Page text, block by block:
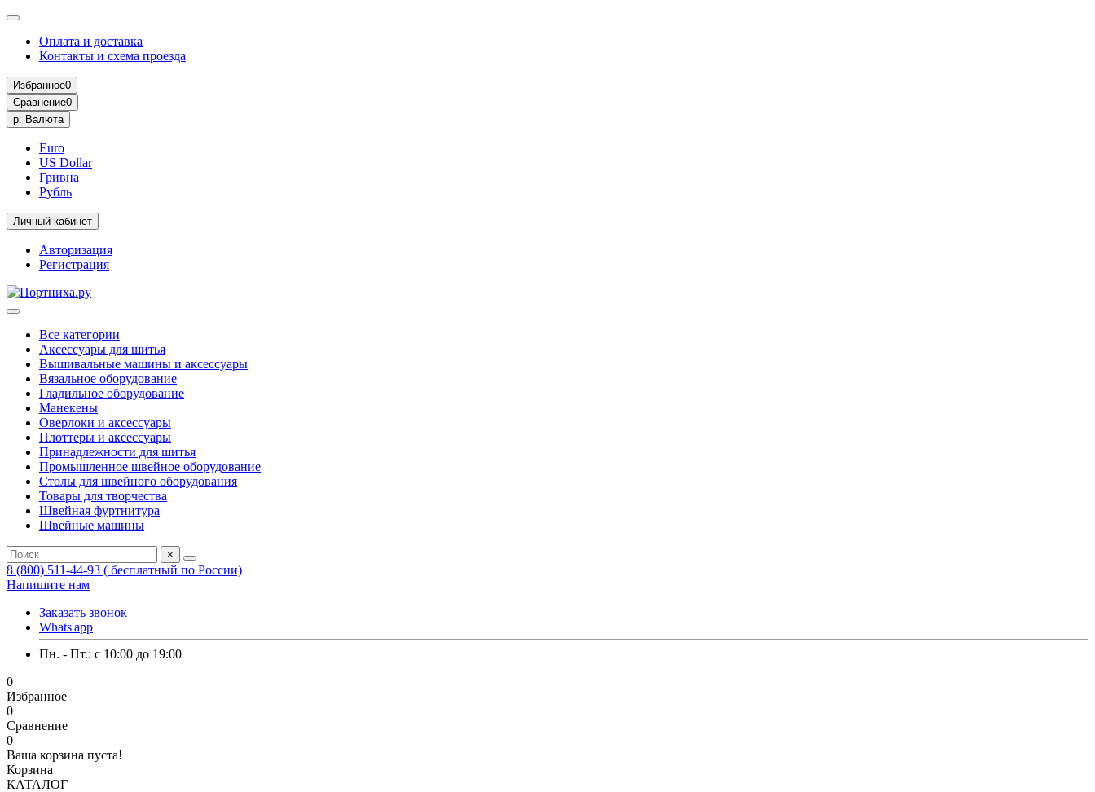
Оплата и доставка
Контакты и схема проезда
Избранное0
Сравнение0
р. Валюта
Euro
US Dollar
Гривна
Рубль
Личный кабинет
Авторизация
Регистрация
Все категории
Аксессуары для шитья
Вышивальные машины и аксессуары
Вязальное оборудование
Гладильное оборудование
Манекены
Оверлоки и аксессуары
Плоттеры и аксессуары
Принадлежности для шитья
Промышленное швейное оборудование
Столы для швейного оборудования
Товары для творчества
Швейная фуртнитура
Швейные машины
×
8 (800) 511-44-93 ( бесплатный по России)
Напишите нам
Заказать звонок
Whats'app
Пн. - Пт.: c 10:00 до 19:00
0
Избранное
0
Сравнение
0
Ваша корзина пуста!
Корзина
КАТАЛОГ